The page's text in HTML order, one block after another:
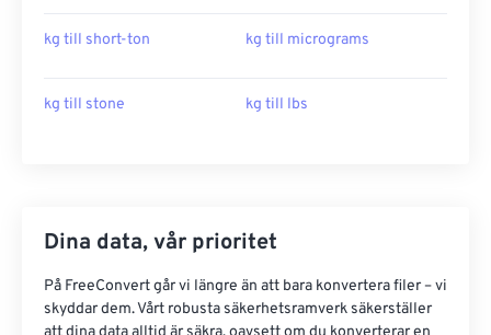
kg till short-ton kg till micrograms
kg till stone kg till lbs
Dina data, vår prioritet
På FreeConvert går vi längre än att bara konvertera filer – vi
skyddar dem. Vårt robusta säkerhetsramverk säkerställer